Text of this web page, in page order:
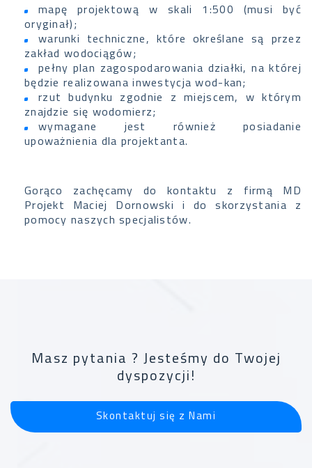
mapę projektową w skali 1:500 (musi być
oryginał);
warunki techniczne, które określane są przez
zakład wodociągów;
pełny plan zagospodarowania działki, na której
będzie realizowana inwestycja wod-kan;
rzut budynku zgodnie z miejscem, w którym
znajdzie się wodomierz;
wymagane jest również posiadanie
upoważnienia dla projektanta.
Gorąco zachęcamy do kontaktu z firmą MD
Projekt Maciej Dornowski i do skorzystania z
pomocy naszych specjalistów.
Masz pytania ? Jesteśmy do Twojej
dyspozycji!
Skontaktuj się z Nami